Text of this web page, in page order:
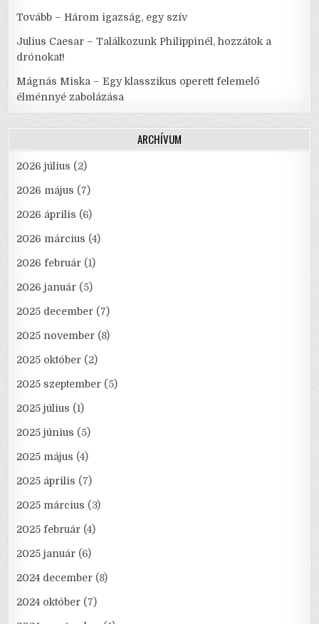
Tovább – Három igazság, egy szív
Julius Caesar – Találkozunk Philippinél, hozzátok a
drónokat!
Mágnás Miska – Egy klasszikus operett felemelő
élménnyé zabolázása
ARCHÍVUM
2026 július (2)
2026 május (7)
2026 április (6)
2026 március (4)
2026 február (1)
2026 január (5)
2025 december (7)
2025 november (8)
2025 október (2)
2025 szeptember (5)
2025 július (1)
2025 június (5)
2025 május (4)
2025 április (7)
2025 március (3)
2025 február (4)
2025 január (6)
2024 december (8)
2024 október (7)